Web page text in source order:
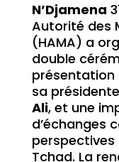
N’Djamena
Autorité des
(HAMA) a
double
présentation
sa
Ali, et une
d’échanges
Tchad. La